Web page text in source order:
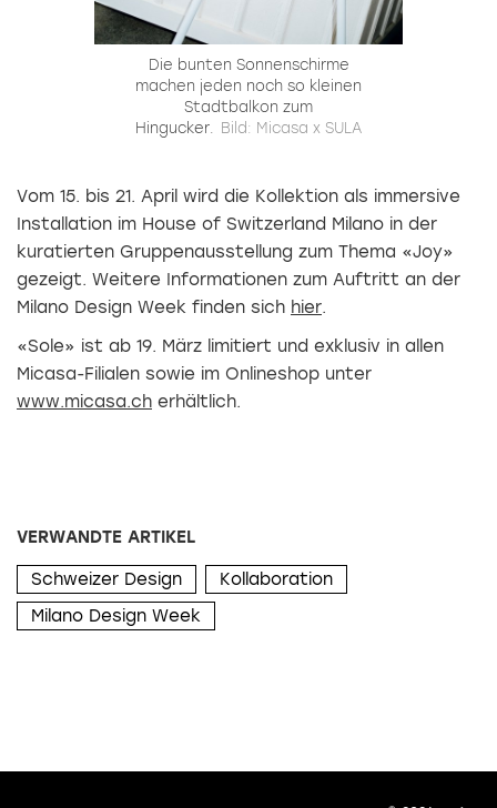
Die bunten Sonnenschirme
machen jeden noch so kleinen
Stadtbalkon zum
Hingucker. Bild: Micasa x SULA
Vom 15. bis 21. April wird die Kollektion als immersive
Installation im House of Switzerland Milano in der
kuratierten Gruppenausstellung zum Thema «Joy»
gezeigt. Weitere Informationen zum Auftritt an der
Milano Design Week finden sich hier.
«Sole» ist ab 19. März limitiert und exklusiv in allen
Micasa-Filialen sowie im Onlineshop unter
www.micasa.ch erhältlich.
VERWANDTE ARTIKEL
Schweizer Design
Kollaboration
Milano Design Week